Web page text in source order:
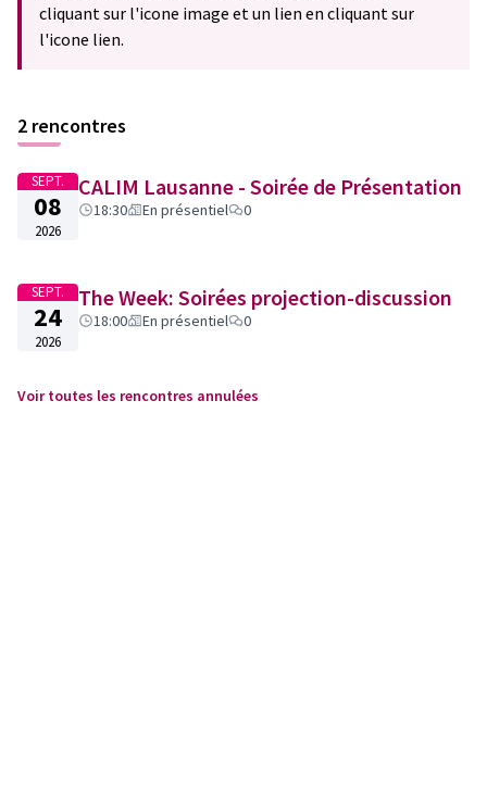
cliquant sur l'icone image et un lien en cliquant sur
l'icone lien.
2 rencontres
SEPT.
08
2026
CALIM Lausanne - Soirée de Présentation
18:30 En présentiel 0
SEPT.
24
2026
The Week: Soirées projection-discussion
18:00 En présentiel 0
Voir toutes les rencontres annulées